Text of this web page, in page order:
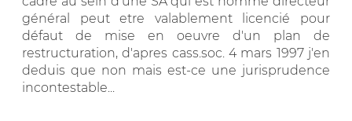
général peut etre valablement licencié pour
défaut de mise en oeuvre d'un plan de
restructuration, d'apres cass.soc. 4 mars 1997 j'en
deduis que non mais est-ce une jurisprudence
incontestable...